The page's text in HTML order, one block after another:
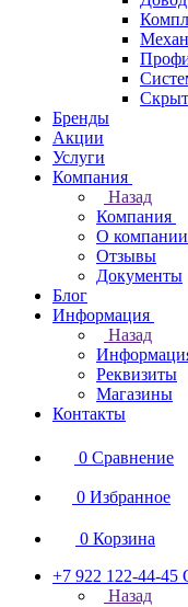
Бренды
Акции
Услуги
Компания
Назад
Компания
О компании
Отзывы
Документы
Блог
Информация
Назад
Реквизиты
Магазины
Контакты
0 Сравнение
0 Избранное
0 Корзина
+7 922 122-44-45
Назад